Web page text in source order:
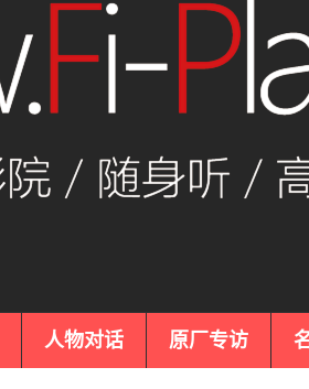
人物对话 原厂专访